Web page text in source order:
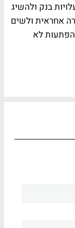
בנק ולהשיג
אחראית ולשים
לא